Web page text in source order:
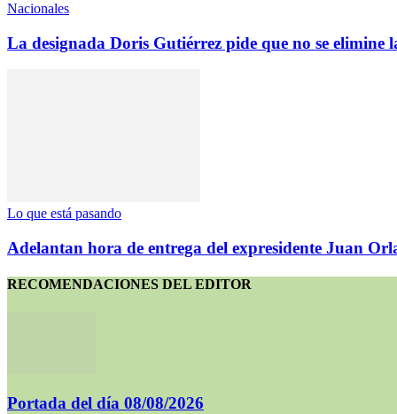
Nacionales
La designada Doris Gutiérrez pide que no se elimine
Lo que está pasando
Adelantan hora de entrega del expresidente Juan
RECOMENDACIONES DEL EDITOR
Portada del día 08/08/2026